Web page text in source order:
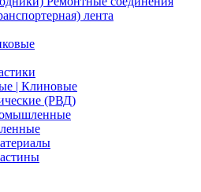
лента
| Клиновые
(РВД)